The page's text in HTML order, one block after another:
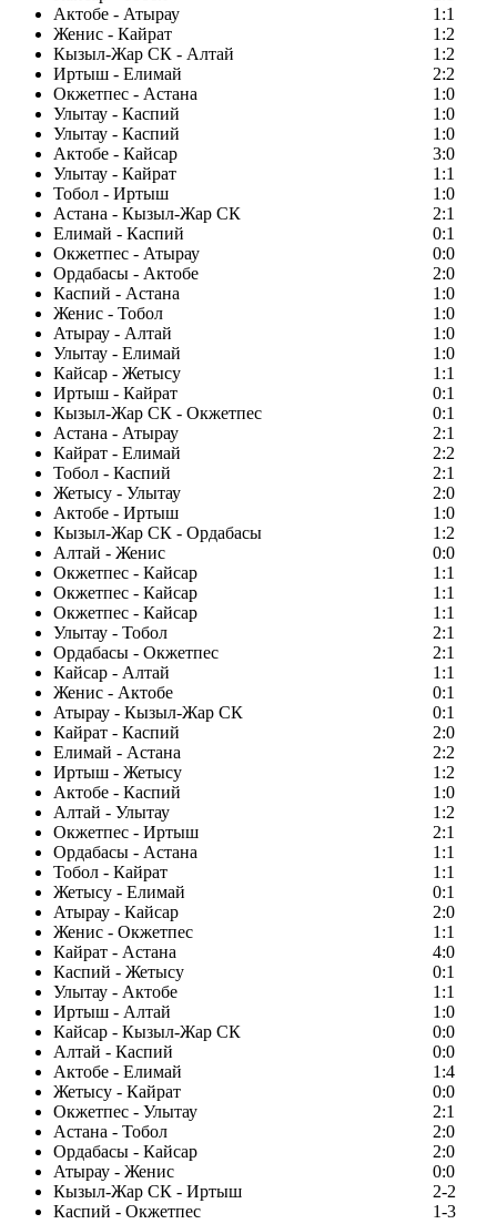
Актобе - Атырау
1:1
Женис - Кайрат
1:2
Кызыл-Жар СК - Алтай
1:2
Иртыш - Елимай
2:2
Окжетпес - Астана
1:0
Улытау - Каспий
1:0
Улытау - Каспий
1:0
Актобе - Кайсар
3:0
Улытау - Кайрат
1:1
Тобол - Иртыш
1:0
Астана - Кызыл-Жар СК
2:1
Елимай - Каспий
0:1
Окжетпес - Атырау
0:0
Ордабасы - Актобе
2:0
Каспий - Астана
1:0
Женис - Тобол
1:0
Атырау - Алтай
1:0
Улытау - Елимай
1:0
Кайсар - Жетысу
1:1
Иртыш - Кайрат
0:1
Кызыл-Жар СК - Окжетпес
0:1
Астана - Атырау
2:1
Кайрат - Елимай
2:2
Тобол - Каспий
2:1
Жетысу - Улытау
2:0
Актобе - Иртыш
1:0
Кызыл-Жар СК - Ордабасы
1:2
Алтай - Женис
0:0
Окжетпес - Кайсар
1:1
Окжетпес - Кайсар
1:1
Окжетпес - Кайсар
1:1
Улытау - Тобол
2:1
Ордабасы - Окжетпес
2:1
Кайсар - Алтай
1:1
Женис - Актобе
0:1
Атырау - Кызыл-Жар СК
0:1
Кайрат - Каспий
2:0
Елимай - Астана
2:2
Иртыш - Жетысу
1:2
Актобе - Каспий
1:0
Алтай - Улытау
1:2
Окжетпес - Иртыш
2:1
Ордабасы - Астана
1:1
Тобол - Кайрат
1:1
Жетысу - Елимай
0:1
Атырау - Кайсар
2:0
Женис - Окжетпес
1:1
Кайрат - Астана
4:0
Каспий - Жетысу
0:1
Улытау - Актобе
1:1
Иртыш - Алтай
1:0
Кайсар - Кызыл-Жар СК
0:0
Алтай - Каспий
0:0
Актобе - Елимай
1:4
Жетысу - Кайрат
0:0
Окжетпес - Улытау
2:1
Астана - Тобол
2:0
Ордабасы - Кайсар
2:0
Атырау - Женис
0:0
Кызыл-Жар СК - Иртыш
2-2
Каспий - Окжетпес
1-3